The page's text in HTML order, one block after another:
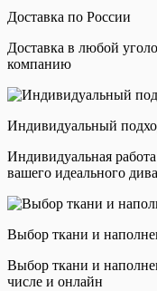
Доставка по России
Доставка в любой
компанию
Индивидуальный
Индивидуальная
вашего идеального
Выбор ткани и
Выбор ткани и
числе и онлайн